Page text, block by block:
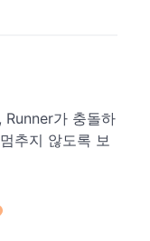
Runner가 충돌하
추지 않도록 보